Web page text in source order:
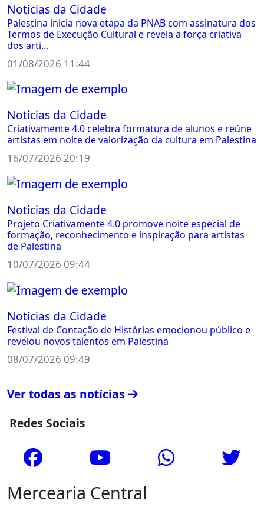
Noticias da Cidade
Palestina inicia nova etapa da PNAB com assinatura dos
Termos de Execução Cultural e revela a força criativa
dos arti...
01/08/2026 11:44
Noticias da Cidade
Criativamente 4.0 celebra formatura de alunos e reúne
artistas em noite de valorização da cultura em Palestina
16/07/2026 20:19
Noticias da Cidade
Projeto Criativamente 4.0 promove noite especial de
formação, reconhecimento e inspiração para artistas
de Palestina
10/07/2026 09:44
Noticias da Cidade
Festival de Contação de Histórias emocionou público e
revelou novos talentos em Palestina
08/07/2026 09:49
Ver todas as notícias
Redes Sociais
Mercearia Central